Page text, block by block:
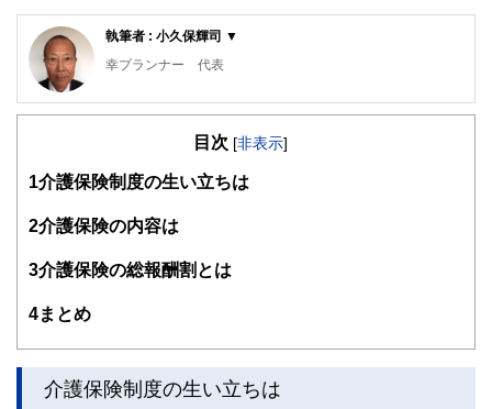
執筆者 : 小久保輝司 ▼
幸プランナー 代表
30数年の営業経験と金融・経済の知識をマッチング納得いく
目次 [非表示]
1介護保険制度の生い立ちは
2介護保険の内容は
3介護保険の総報酬割とは
4まとめ
介護保険制度の生い立ちは